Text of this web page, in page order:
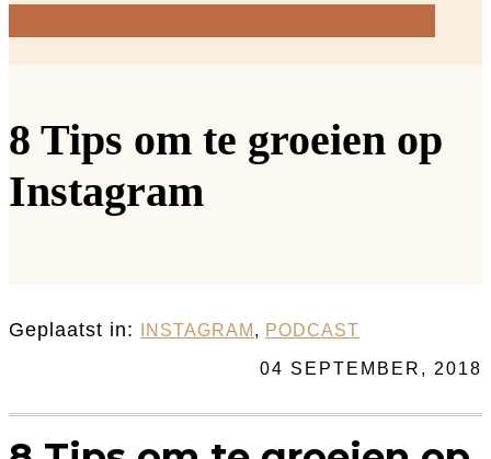
8 Tips om te groeien op
Instagram
Geplaatst in: INSTAGRAM , PODCAST
04 SEPTEMBER, 2018